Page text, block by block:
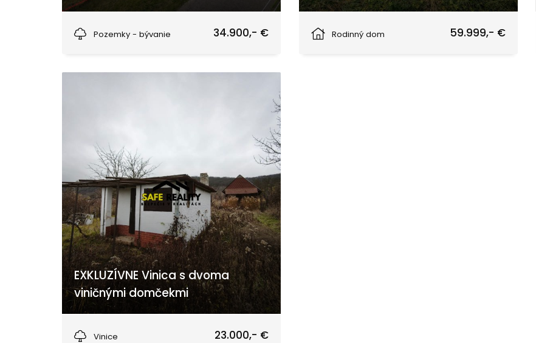
Pozemky - bývanie
34.900,- €
Rodinný dom
59.999,- €
EXKLUZÍVNE Vinica s dvoma
viničnými domčekmi
Vinice
23.000,- €